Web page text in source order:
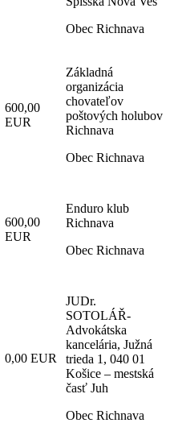
Obec Richnava
600,00
EUR
Základná
organizácia
chovateľov
poštových holubov
Richnava
Obec Richnava
600,00
EUR
Enduro klub
Richnava
Obec Richnava
0,00 EUR
JUDr.
SOTOLÁŘ-
Advokátska
kancelária, Južná
trieda 1, 040 01
Košice – mestská
časť Juh
Obec Richnava